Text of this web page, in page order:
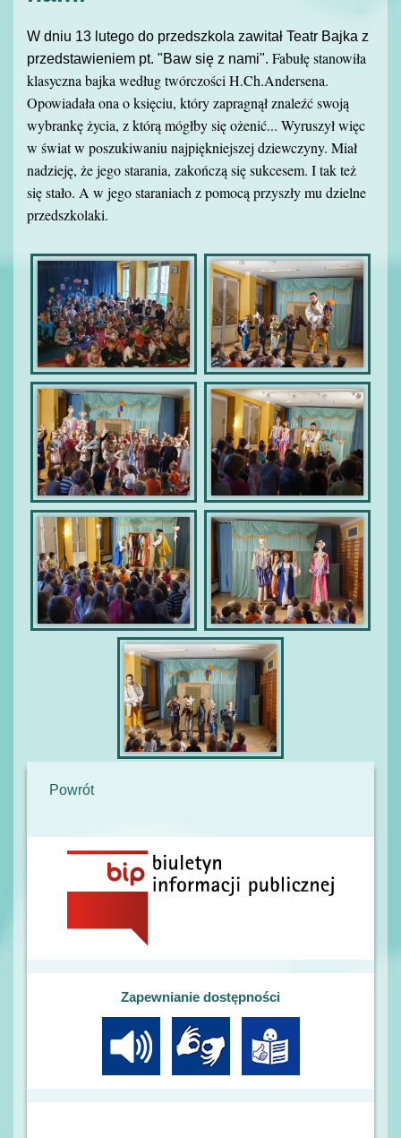
W dniu 13 lutego do przedszkola zawitał Teatr Bajka z
przedstawieniem pt. "Baw się z nami". Fabułę stanowiła
klasyczna bajka według twórczości H.Ch.Andersena.
Opowiadała ona o księciu, który zapragnął znaleźć swoją
wybrankę życia, z którą mógłby się ożenić... Wyruszył więc
w świat w poszukiwaniu najpiękniejszej dziewczyny. Miał
nadzieję, że jego starania, zakończą się sukcesem. I tak też
się stało. A w jego staraniach z pomocą przyszły mu dzielne
przedszkolaki.
Powrót
Zapewnianie dostępności